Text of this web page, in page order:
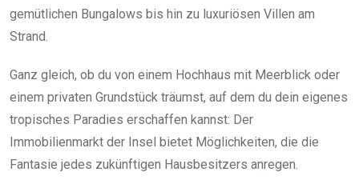
gemütlichen Bungalows bis hin zu luxuriösen Villen am
Strand.
Ganz gleich, ob du von einem Hochhaus mit Meerblick oder
einem privaten Grundstück träumst, auf dem du dein eigenes
tropisches Paradies erschaffen kannst: Der
Immobilienmarkt der Insel bietet Möglichkeiten, die die
Fantasie jedes zukünftigen Hausbesitzers anregen.